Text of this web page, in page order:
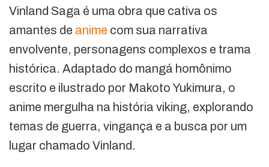
Vinland Saga é uma obra que cativa os
amantes de anime com sua narrativa
envolvente, personagens complexos e trama
histórica. Adaptado do mangá homônimo
escrito e ilustrado por Makoto Yukimura, o
anime mergulha na história viking, explorando
temas de guerra, vingança e a busca por um
lugar chamado Vinland.